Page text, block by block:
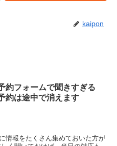
kaipon
約フォームで聞きすぎる
約は途中で消えます
情報をたくさん集めておいた方が